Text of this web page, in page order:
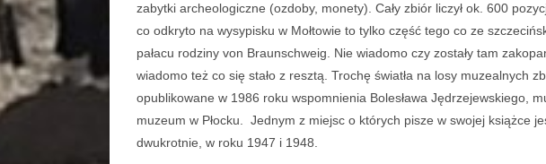
zabytki archeologiczne (ozdoby, monety). Cały zbiór liczył ok. 600
co odkryto na wysypisku w Mołtowie to tylko część tego co ze
pałacu rodziny von Braunschweig. Nie wiadomo czy zostały tam
wiadomo też co się stało z resztą. Trochę światła na losy muzealnych
opublikowane w 1986 roku wspomnienia Bolesława Jędrzejewskiego,
muzeum w Płocku. Jednym z miejsc o których pisze w swojej książce
dwukrotnie, w roku 1947 i 1948.